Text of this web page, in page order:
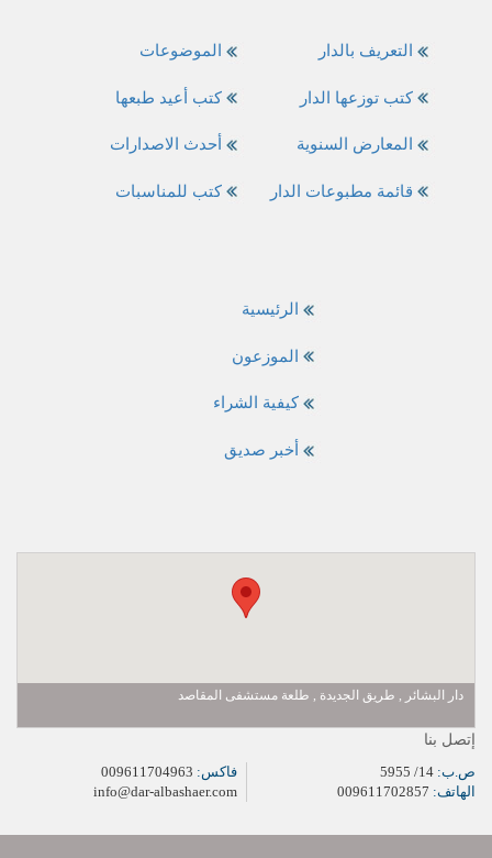
الموضوعات
كتب أعيد طبعها
أحدث الاصدارات
كتب للمناسبات
التعريف بالدار
كتب توزعها الدار
المعارض السنوية
قائمة مطبوعات الدار
الرئيسية
الموزعون
كيفية الشراء
أخبر صديق
دار البشائر , طريق الجديدة , طلعة مستشفى المقاصد
إتصل بنا
ص.ب:
الهاتف:
فاكس:
info@dar-albashaer.com